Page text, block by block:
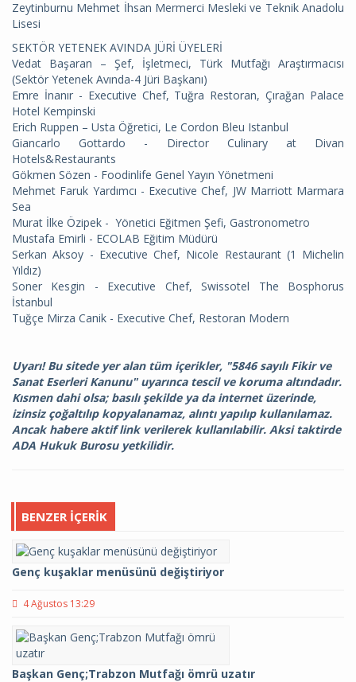
Zeytinburnu Mehmet İhsan Mermerci Mesleki ve Teknik Anadolu
Lisesi
SEKTÖR YETENEK AVINDA JÜRİ ÜYELERİ
Vedat Başaran – Şef, İşletmeci, Türk Mutfağı Araştırmacısı
(Sektör Yetenek Avında-4 Jüri Başkanı)
Emre İnanır - Executive Chef, Tuğra Restoran, Çırağan Palace
Hotel Kempinski
Erich Ruppen – Usta Öğretici, Le Cordon Bleu Istanbul
Giancarlo Gottardo - Director Culinary at Divan
Hotels&Restaurants
Gökmen Sözen - Foodinlife Genel Yayın Yönetmeni
Mehmet Faruk Yardımcı - Executive Chef, JW Marriott Marmara
Sea
Murat İlke Özipek - Yönetici Eğitmen Şefi, Gastronometro
Mustafa Emirli - ECOLAB Eğitim Müdürü
Serkan Aksoy - Executive Chef, Nicole Restaurant (1 Michelin
Yıldız)
Soner Kesgin - Executive Chef, Swissotel The Bosphorus
İstanbul
Tuğçe Mirza Canik - Executive Chef, Restoran Modern
Uyarı! Bu sitede yer alan tüm içerikler, "5846 sayılı Fikir ve
Sanat Eserleri Kanunu" uyarınca tescil ve koruma altındadır.
Kısmen dahi olsa; basılı şekilde ya da internet üzerinde,
izinsiz çoğaltılıp kopyalanamaz, alıntı yapılıp kullanılamaz.
Ancak habere aktif link verilerek kullanılabilir. Aksi taktirde
ADA Hukuk Burosu yetkilidir.
BENZER İÇERIK
Genç kuşaklar menüsünü değiştiriyor
4 Ağustos 13:29
Başkan Genç;Trabzon Mutfağı ömrü uzatır